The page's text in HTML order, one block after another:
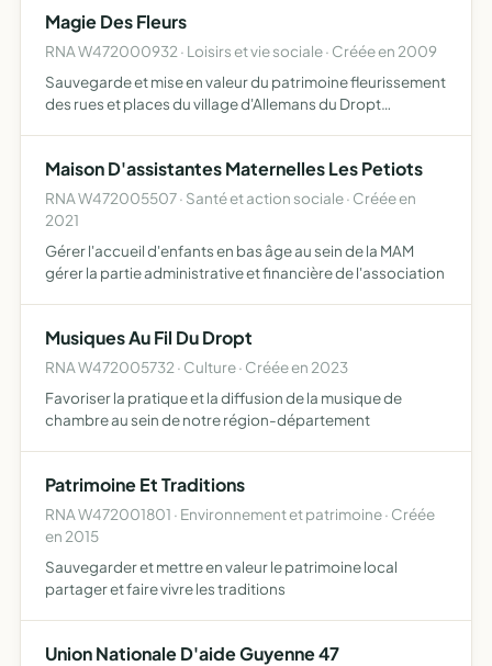
l'associa…
Magie Des Fleurs
RNA W472000932 · Loisirs et vie sociale · Créée en 2009
Sauvegarde et mise en valeur du patrimoine fleurissement
des rues et places du village d'Allemans du Dropt
publications,…
Maison D'assistantes Maternelles Les Petiots
RNA W472005507 · Santé et action sociale · Créée en
2021
Gérer l'accueil d'enfants en bas âge au sein de la MAM
gérer la partie administrative et financière de l'association
Musiques Au Fil Du Dropt
RNA W472005732 · Culture · Créée en 2023
Favoriser la pratique et la diffusion de la musique de
chambre au sein de notre région-département
Patrimoine Et Traditions
RNA W472001801 · Environnement et patrimoine · Créée
en 2015
Sauvegarder et mettre en valeur le patrimoine local
partager et faire vivre les traditions
Union Nationale D'aide Guyenne 47